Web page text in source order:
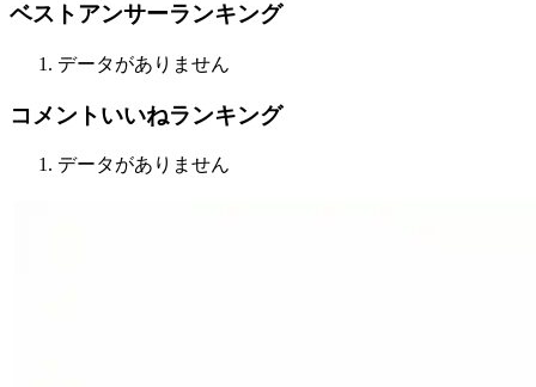
ベストアンサーランキング
データがありません
コメントいいねランキング
データがありません